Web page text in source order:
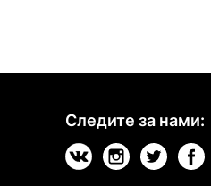
Следите за нами: